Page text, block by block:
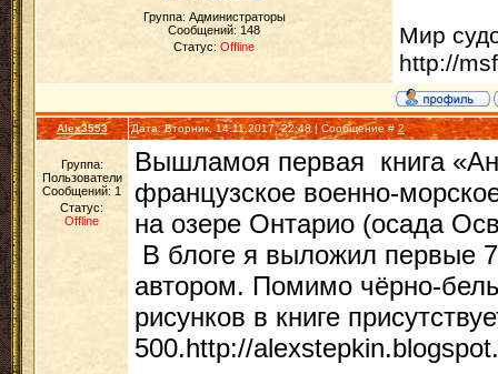
Группа: Администраторы
Сообщений: 148
Статус:Offline
Мир
http://
Alex3553 Дата: Вторник, 14.11.2017, 22:48 | Сообщение #2
Группа:
Пользователи
Сообщений: 1
Статус:
Offline
Вышламоя первая книга
французское военно-
на озере Онтарио (осада
В блоге я выложил первые
автором. Помимо чёрно-
рисунков в книге
500.http://